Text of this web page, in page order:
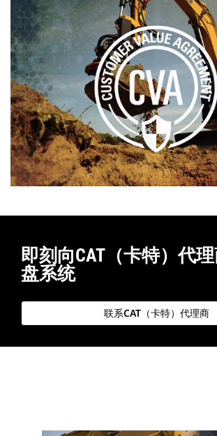
即刻向CAT（卡特）代
盘系统
联系CAT（卡特）代理商